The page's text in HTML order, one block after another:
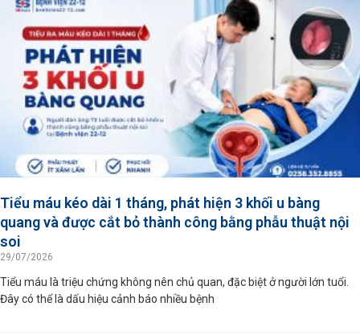
Tiểu máu kéo dài 1 tháng, phát hiện 3 khối u bàng
quang và được cắt bỏ thành công bằng phẫu thuật nội
soi
29/07/2026
Tiểu máu là triệu chứng không nên chủ quan, đặc biệt ở người lớn tuổi.
Đây có thể là dấu hiệu cảnh báo nhiều bệnh